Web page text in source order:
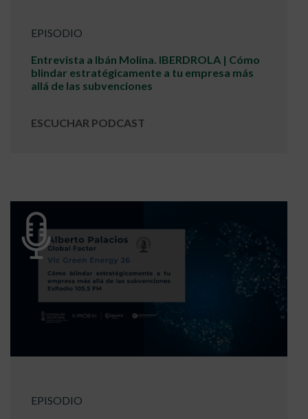
EPISODIO
Entrevista a Ibán Molina. IBERDROLA | Cómo
blindar estratégicamente a tu empresa más
allá de las subvenciones
ESCUCHAR PODCAST
EPISODIO